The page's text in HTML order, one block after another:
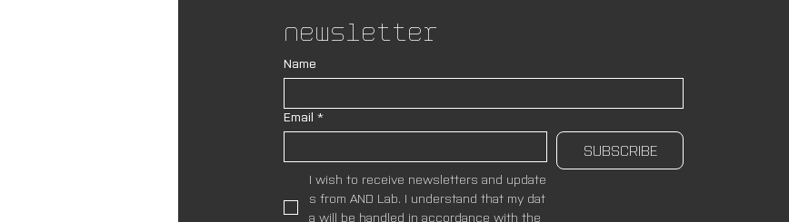
Newsletter
Name
Email *
SUBSCRIBE
I wish to receive newsletters and update
s from AND Lab. I understand that my dat
a will be handled in accordance with the